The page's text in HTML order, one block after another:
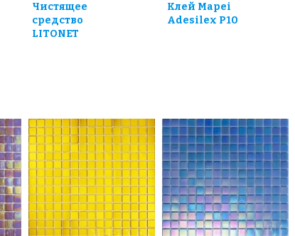
Чистящее
средство
LITONET
Клей Mapei
Adesilex P10